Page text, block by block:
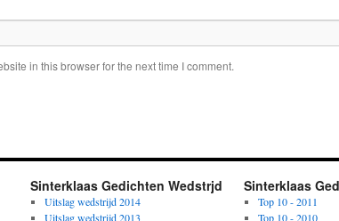
in this browser for the next time I comment.
Sinterklaas Gedichten Wedstrjd
Uitslag wedstrijd 2014
Uitslag wedstrijd 2013
Sinterklaas
Top 10 - 2011
Top 10 - 2010